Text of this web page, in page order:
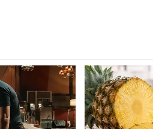
ಆದರೆ ಅವರು
ವಧು ಓಡಿ
ಎಂದು ಯುವಕ